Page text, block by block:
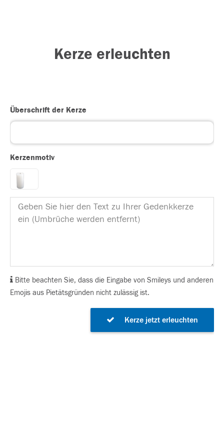
Kerze erleuchten
Überschrift der Kerze
Kerzenmotiv
Bitte beachten Sie, dass die Eingabe von Smileys und anderen
Emojis aus Pietätsgründen nicht zulässig ist.
Kerze jetzt erleuchten